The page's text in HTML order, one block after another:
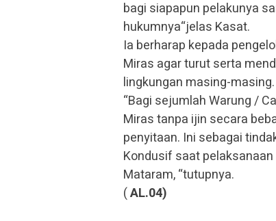
bagi siapapun pelakunya
hukumnya“jelas Kasat.
Ia berharap kepada
Miras agar turut serta
lingkungan masing-masing.
“Bagi sejumlah Warung /
Miras tanpa ijin secara
penyitaan. Ini sebagai
Kondusif saat
Mataram, “tutupnya.
(AL.04)